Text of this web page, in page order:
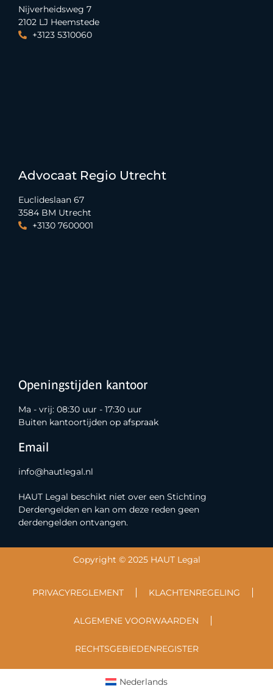
Nijverheidsweg 7
2102 LJ Heemstede
+3123 5310060
Advocaat Regio Utrecht
Euclideslaan 67
3584 BM Utrecht
+3130 7600001
Openingstijden kantoor
Ma - vrij: 08:30 uur - 17:30 uur
Buiten kantoortijden op afspraak
Email
info@hautlegal.nl
HAUT Legal beschikt niet over een Stichting
Derdengelden en kan om deze reden geen
derdengelden ontvangen.
Copyright © 2025 HAUT Legal
PRIVACYREGLEMENT KLACHTENREGELING
ALGEMENE VOORWAARDEN
RECHTSGEBIEDENREGISTER
Nederlands